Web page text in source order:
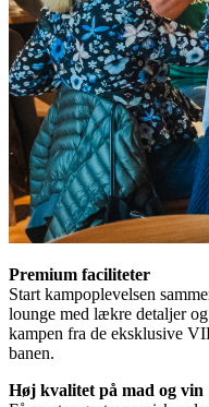
Premium faciliteter
Start kampoplevelsen
lounge med lækre detaljer
kampen fra de eksklusive
banen.
Høj kvalitet på mad og vin